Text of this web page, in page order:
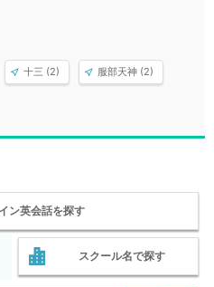
十三 (2) 服部天神 (2)
ン英会話を探す
スクール名で探す